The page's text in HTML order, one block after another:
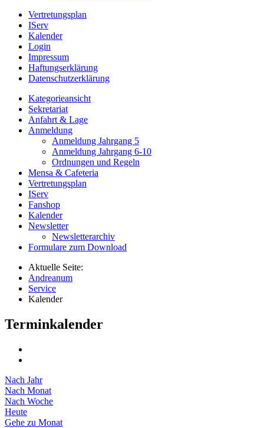
Vertretungsplan
IServ
Kalender
Login
Impressum
Haftungserklärung
Datenschutzerklärung
Kategorieansicht
Sekretariat
Anfahrt & Lage
Anmeldung
Anmeldung Jahrgang 5
Anmeldung Jahrgang 6-10
Ordnungen und Regeln
Mensa & Cafeteria
Vertretungsplan
IServ
Fanshop
Kalender
Newsletter
Newsletterarchiv
Formulare zum Download
Aktuelle Seite:
Andreanum
Service
Kalender
Terminkalender
Nach Jahr
Nach Monat
Nach Woche
Heute
Gehe zu Monat